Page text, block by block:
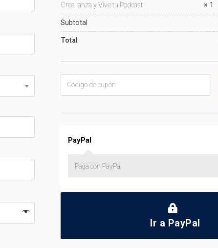
Crea lanza y Vive tu Podcast × 1
Subtotal
Total
PayPal
Paga con PayPal
Ir a PayPal